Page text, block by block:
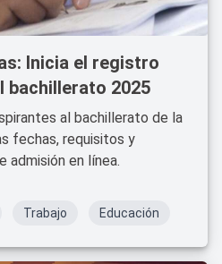
Inicia el registro
bachillerato 2025
al bachillerato de la
fechas, requisitos y
admisión en línea.
Trabajo Educación